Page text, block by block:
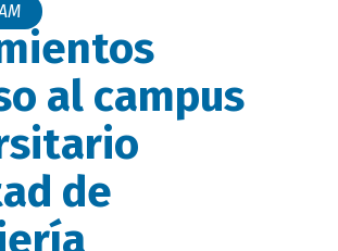
al campus
de